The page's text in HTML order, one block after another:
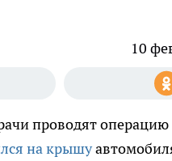
10
проводят
на крышу